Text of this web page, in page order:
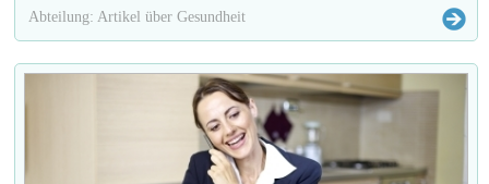
Abteilung: Artikel über Gesundheit